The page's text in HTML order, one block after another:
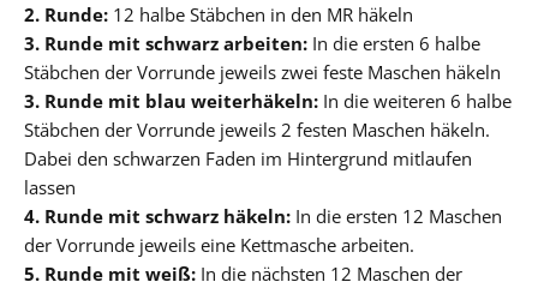
2. Runde: 12 halbe Stäbchen in den MR häkeln
3. Runde mit schwarz arbeiten: In die ersten 6 halbe
Stäbchen der Vorrunde jeweils zwei feste Maschen häkeln
3. Runde mit blau weiterhäkeln: In die weiteren 6 halbe
Stäbchen der Vorrunde jeweils 2 festen Maschen häkeln.
Dabei den schwarzen Faden im Hintergrund mitlaufen
lassen
4. Runde mit schwarz häkeln: In die ersten 12 Maschen
der Vorrunde jeweils eine Kettmasche arbeiten.
5. Runde mit weiß: In die nächsten 12 Maschen der